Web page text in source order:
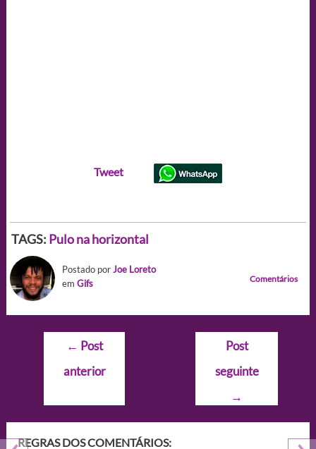
Tweet
TAGS: Pulo na horizontal
Postado porJoe Loreto
em Gifs Comentários
Navegação
Post
← Post
anterior
Post
seguinte
→
REGRAS DOS COMENTÁRIOS: